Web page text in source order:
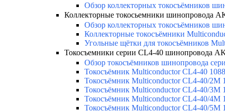
Обзор коллекторных токосъёмников
Коллекторные токосьемники шинопровода
Обзор коллекторных токосъёмников
Коллекторные токосъёмники
Угольные щётки для токосъёмников
Токосъемники серии CL4-40 шинопровода
Обзор токосъёмников шинопровода
Токосъёмник Multiconductor CL4-40
Токосъёмник Multiconductor CL4-40/2M
Токосъёмник Multiconductor CL4-40/3M
Токосъёмник Multiconductor CL4-40/4M
Токосъёмник Multiconductor CL4-40/5M